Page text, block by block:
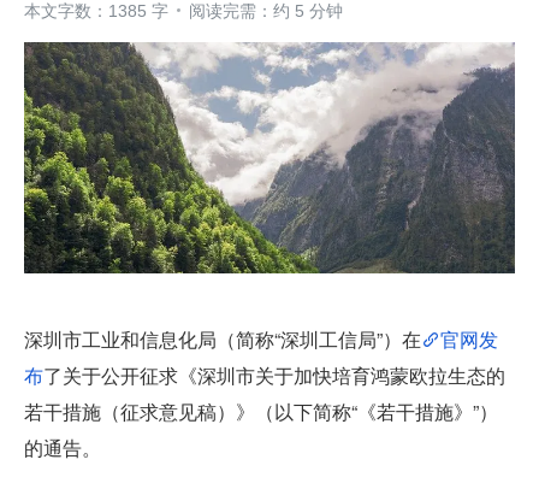
本文字数：1385 字
阅读完需：约 5 分钟
深圳市工业和信息化局（简称“深圳工信局”）在
官网发
布了关于公开征求《深圳市关于加快培育鸿蒙欧拉生态的
若干措施（征求意见稿）》（以下简称“《若干措施》”）
的通告。